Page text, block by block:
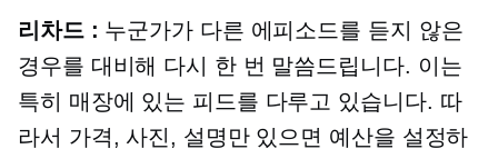
리차드 : 누군가가 다른 에피소드를 듣지 않은
경우를 대비해 다시 한 번 말씀드립니다. 이는
특히 매장에 있는 피드를 다루고 있습니다. 따
라서 가격, 사진, 설명만 있으면 예산을 설정하